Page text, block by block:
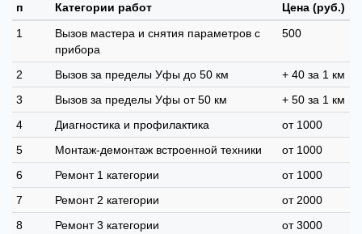
п
Категории работ
Цена (руб.)
1
Вызов мастера и снятия параметров с
прибора
500
2 Вызов за пределы Уфы до 50 км
+ 40 за 1 км
3
Вызов за пределы Уфы от 50 км
+ 50 за 1 км
4
Диагностика и профилактика
от 1000
5
Монтаж-демонтаж встроенной техники
от 1000
6
Ремонт 1 категории
от 1000
7
Ремонт 2 категории
от 2000
8
Ремонт 3 категории
от 3000